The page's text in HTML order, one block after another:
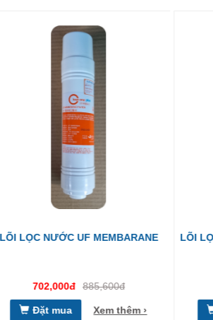
LÕI LỌC NƯỚC PP+UDF (LÕI LỌC 2
291,600đ 350,000đ
Đặt mua Xem thêm ›